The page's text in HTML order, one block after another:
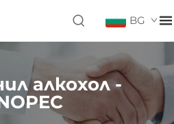
BG
алкохол -